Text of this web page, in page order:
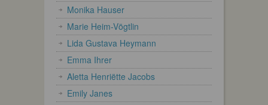
Monika Hauser
Marie Heim-Vögtlin
Lida Gustava Heymann
Emma Ihrer
Aletta Henriëtte Jacobs
Emily Janes